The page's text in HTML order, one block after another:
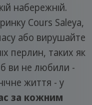
набережній.
Cours Saleya,
або вирушайте
перлин, таких як
ви не любили -
життя - у
за кожним